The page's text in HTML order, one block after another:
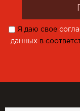
Я даю свое
данных в